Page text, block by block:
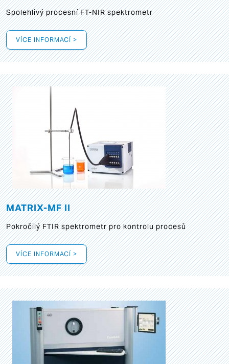
Spolehlivý procesní FT-NIR spektrometr
VÍCE INFORMACÍ >
MATRIX-MF II
Pokročilý FTIR spektrometr pro kontrolu procesů
VÍCE INFORMACÍ >